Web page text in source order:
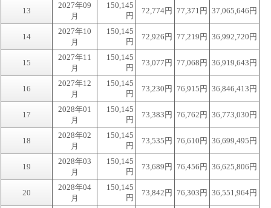
13
2027年09
月
150,145
円
72,774円 77,371円 37,065,646円
14
2027年10
月
150,145
円
72,926円 77,219円 36,992,720円
15
2027年11
月
150,145
円
73,077円 77,068円 36,919,643円
16
2027年12
月
150,145
円
73,230円 76,915円 36,846,413円
17
2028年01
月
150,145
円
73,383円 76,762円 36,773,030円
18
2028年02
月
150,145
円
73,535円 76,610円 36,699,495円
19
2028年03
月
150,145
円
73,689円 76,456円 36,625,806円
20
2028年04
月
150,145
円
73,842円 76,303円 36,551,964円